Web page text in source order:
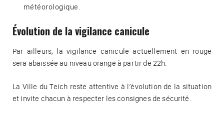
météorologique.
Évolution de la vigilance canicule
Par ailleurs, la vigilance canicule actuellement en rouge
sera abaissée au niveau orange à partir de 22h.
La Ville du Teich reste attentive à l’évolution de la situation
et invite chacun à respecter les consignes de sécurité.